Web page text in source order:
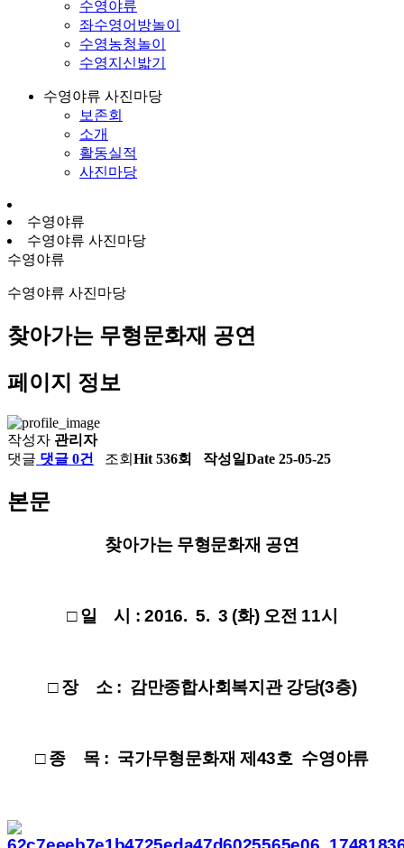
수영야류
좌수영어방놀이
수영농청놀이
수영지신밟기
수영야류 사진마당
보존회
소개
활동실적
사진마당
수영야류
수영야류 사진마당
수영야류
수영야류 사진마당
찾아가는 무형문화재 공연
페이지 정보
작성자 관리자
댓글 댓글 0건 조회 Hit 536회 작성일Date 25-05-25
본문
찾아가는 무형문화재 공연
□ 일 시 : 2016. 5. 3 (화) 오전 11시
□ 장 소 : 감만종합사회복지관 강당(3층)
□ 종 목 : 국가무형문화재 제43호 수영야류